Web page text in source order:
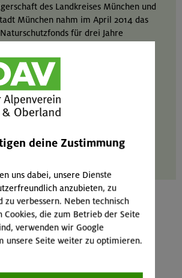
des Landkreises München und
München nahm im April 2014 das
für drei Jahre
Arbeit auf.
und ist es, Freizeit- und
im "Oberen Isartal" besser
für ein
zu sensibilisieren.
vorgestellt, und dann
...
stellt sich vor:
deine Zustimmung
uns dabei, unsere Dienste
anzubieten, zu
zu verbessern. Neben technisch
Cookies, die zum Betrieb der Seite
verwenden wir Google
unsere Seite weiter zu optimieren.